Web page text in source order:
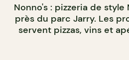
Nonno's : pizzeria de style
près du parc Jarry. Les
servent pizzas, vins et